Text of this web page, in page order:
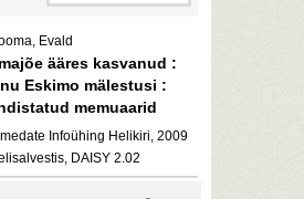
Evald
ääres kasvanud :
Eskimo mälestusi :
memuaarid
Infoühing Helikiri, 2009
DAISY 2.02